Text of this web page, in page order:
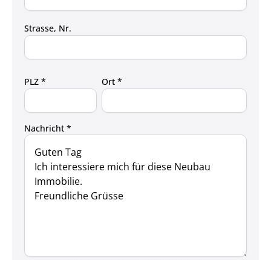
Strasse, Nr.
PLZ * Ort *
Nachricht *